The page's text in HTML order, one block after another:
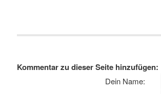
Kommentar zu dieser Seite hinzufügen:
Dein Name: